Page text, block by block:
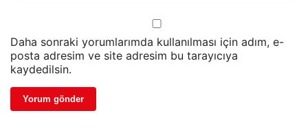
Daha sonraki yorumlarımda kullanılması için adım, e-
posta adresim ve site adresim bu tarayıcıya
kaydedilsin.